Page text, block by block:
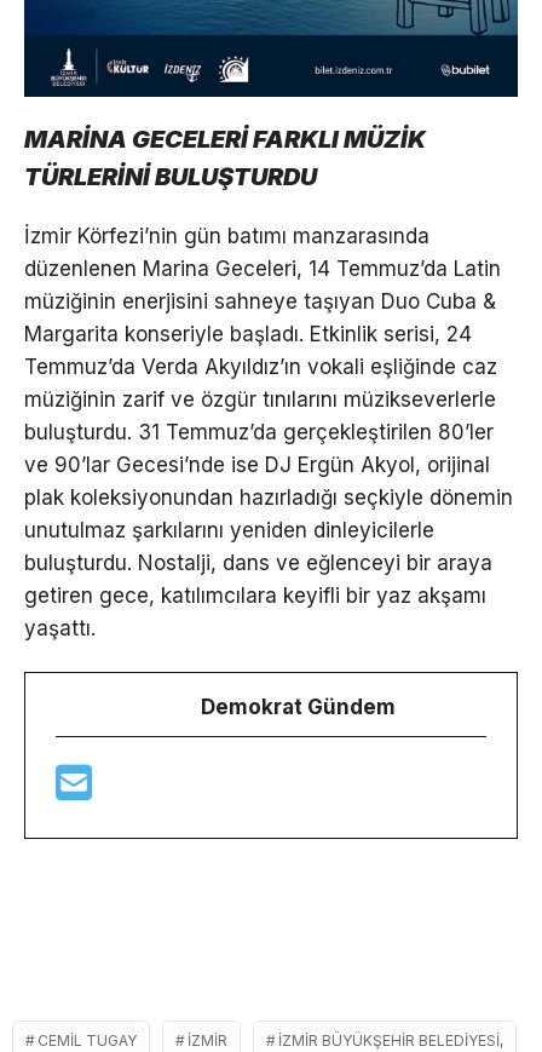
MARİNA GECELERİ FARKLI MÜZİK
TÜRLERİNİ BULUŞTURDU
İzmir Körfezi’nin gün batımı manzarasında
düzenlenen Marina Geceleri, 14 Temmuz’da Latin
müziğinin enerjisini sahneye taşıyan Duo Cuba &
Margarita konseriyle başladı. Etkinlik serisi, 24
Temmuz’da Verda Akyıldız’ın vokali eşliğinde caz
müziğinin zarif ve özgür tınılarını müzikseverlerle
buluşturdu. 31 Temmuz’da gerçekleştirilen 80’ler
ve 90’lar Gecesi’nde ise DJ Ergün Akyol, orijinal
plak koleksiyonundan hazırladığı seçkiyle dönemin
unutulmaz şarkılarını yeniden dinleyicilerle
buluşturdu. Nostalji, dans ve eğlenceyi bir araya
getiren gece, katılımcılara keyifli bir yaz akşamı
yaşattı.
Demokrat Gündem
CEMIL TUGAY İZMIR İZMIR BÜYÜKŞEHIR BELEDIYESI,